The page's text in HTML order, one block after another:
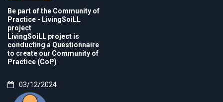
Be part of the Community of
Practice - LivingSoiLL
project
LivingSoiLL project is
conducting a Questionnaire
to create our Community of
Practice (CoP)
03/12/2024